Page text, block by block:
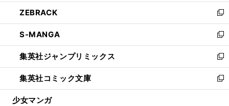
く
ウ
で
開
く
ン
ド
ウ
で
開
く
ウ
ィ
ン
ド
ウ
で
開
く
し
い
ウ
ィ
ン
ド
ウ
で
開
ZEBRACK
新
し
い
ウ
ィ
ン
ド
ウ
S-MANGA
新
し
い
ウ
ィ
ン
集英社ジャンプリミックス
新
し
い
ウ
集英社コミック文庫
新
し
少女マンガ